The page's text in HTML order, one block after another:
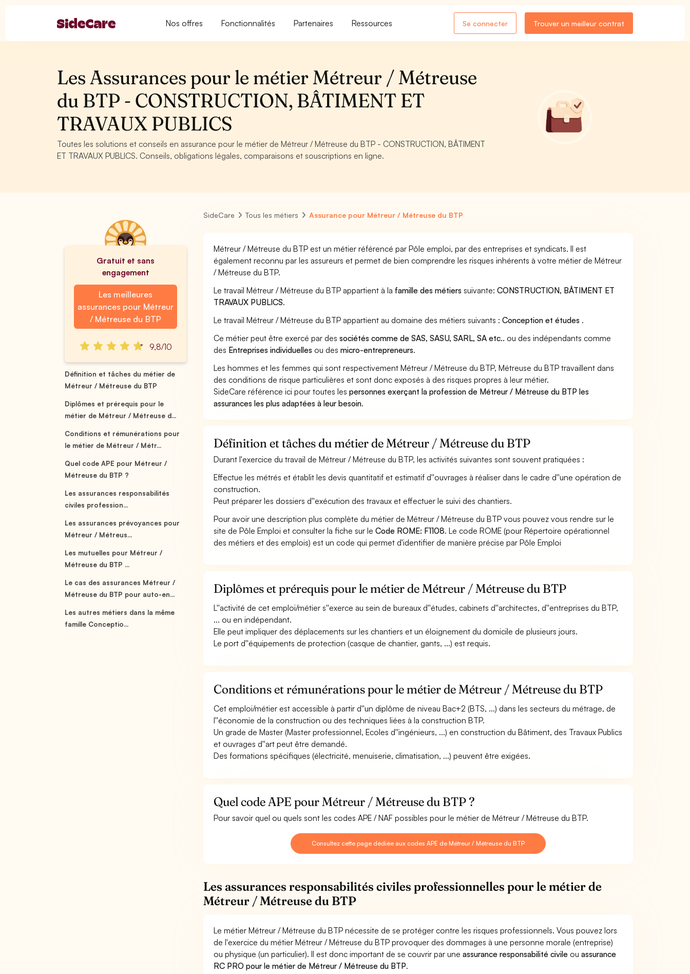
Nos offres Fonctionnalités Partenaires Ressources Se connecter Trouver un meilleur contrat
Les Assurances pour le métier Métreur / Métreuse
du BTP - CONSTRUCTION, BÂTIMENT ET
TRAVAUX PUBLICS
Toutes les solutions et conseils en assurance pour le métier de Métreur / Métreuse du BTP - CONSTRUCTION, BÂTIMENT
ET TRAVAUX PUBLICS. Conseils, obligations légales, comparaisons et souscriptions en ligne.
Gratuit et sans
engagement
Les meilleures
assurances pour Métreur
/ Métreuse du BTP
9,8/10
Définition et tâches du métier de
Métreur / Métreuse du BTP
Diplômes et prérequis pour le
métier de Métreur / Métreuse d...
Conditions et rémunérations pour
le métier de Métreur / Métr...
Quel code APE pour Métreur /
Métreuse du BTP ?
Les assurances responsabilités
civiles profession...
Les assurances prévoyances pour
Métreur / Métreus...
Les mutuelles pour Métreur /
Métreuse du BTP ...
Le cas des assurances Métreur /
Métreuse du BTP pour auto-en...
Les autres métiers dans la même
famille Conceptio...
SideCare Tous les métiers Assurance pour Métreur / Métreuse du BTP
Métreur / Métreuse du BTP est un métier référencé par Pôle emploi, par des entreprises et syndicats. Il est
également reconnu par les assureurs et permet de bien comprendre les risques inhérents à votre métier de Métreur
/ Métreuse du BTP.
Le travail Métreur / Métreuse du BTP appartient à la famille des métiers suivante:CONSTRUCTION, BÂTIMENT ET
TRAVAUX PUBLICS.
Le travail Métreur / Métreuse du BTP appartient au domaine des métiers suivants :Conception et études .
Ce métier peut être exercé par dessociétés comme de SAS, SASU, SARL, SA etc.. ou des indépendants comme
des Entreprises individuelles ou desmicro-entrepreneurs.
Les hommes et les femmes qui sont respectivement Métreur / Métreuse du BTP, Métreuse du BTP travaillent dans
des conditions de risque particulières et sont donc exposés à des risques propres à leur métier.
SideCare référence ici pour toutes lespersonnes exerçant la profession de Métreur / Métreuse du BTP les
assurances les plus adaptées à leur besoin.
Définition et tâches du métier de Métreur / Métreuse du BTP
Durant l'exercice du travail de Métreur / Métreuse du BTP, les activités suivantes sont souvent pratiquées :
Effectue les métrés et établit les devis quantitatif et estimatif d''ouvrages à réaliser dans le cadre d''une opération de
construction.
Peut préparer les dossiers d''exécution des travaux et effectuer le suivi des chantiers.
Pour avoir une description plus complète du métier de Métreur / Métreuse du BTP vous pouvez vous rendre sur le
site de Pôle Emploi et consulter la fiche sur leCode ROME: F1108. Le code ROME (pour Répertoire opérationnel
des métiers et des emplois) est un code qui permet d'identifier de manière précise par Pôle Emploi
Diplômes et prérequis pour le métier de Métreur / Métreuse du BTP
L''activité de cet emploi/métier s''exerce au sein de bureaux d''études, cabinets d''architectes, d''entreprises du BTP,
... ou en indépendant.
Elle peut impliquer des déplacements sur les chantiers et un éloignement du domicile de plusieurs jours.
Le port d''équipements de protection (casque de chantier, gants, ...) est requis.
Conditions et rémunérations pour le métier de Métreur / Métreuse du BTP
Cet emploi/métier est accessible à partir d''un diplôme de niveau Bac+2 (BTS, ...) dans les secteurs du métrage, de
l''économie de la construction ou des techniques liées à la construction BTP.
Un grade de Master (Master professionnel, Ecoles d''ingénieurs, ...) en construction du Bâtiment, des Travaux Publics
et ouvrages d''art peut être demandé.
Des formations spécifiques (électricité, menuiserie, climatisation, ...) peuvent être exigées.
Quel code APE pour Métreur / Métreuse du BTP ?
Pour savoir quel ou quels sont les codes APE / NAF possibles pour le métier de Métreur / Métreuse du BTP.
Consultez cette page dédiée aux codes APE de Métreur / Métreuse du BTP
Les assurances responsabilités civiles professionnelles pour le métier de
Métreur / Métreuse du BTP
Le métier Métreur / Métreuse du BTP nécessite de se protéger contre les risques professionnels. Vous pouvez lors
de l'exercice du métier Métreur / Métreuse du BTP provoquer des dommages à une personne morale (entreprise)
ou physique (un particulier). Il est donc important de se couvrir par uneassurance responsabilité civile ouassurance
RC PRO pour le métier de Métreur / Métreuse du BTP.